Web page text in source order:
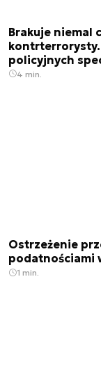
Brakuje niemal
kontrterrorysty.
policyjnych
4 min.
Ostrzeżenie
podatnościami
1 min.